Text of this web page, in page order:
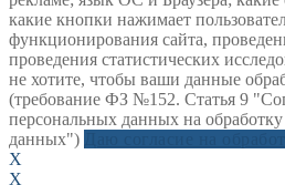
какие кнопки нажимает
функционирования сайта,
проведения статистических
не хотите, чтобы ваши данные
(требование ФЗ №152. Статья 9
персональных данных на
данных")
X
X